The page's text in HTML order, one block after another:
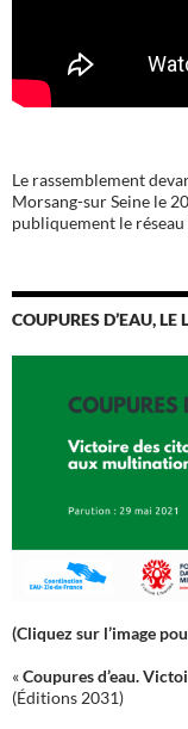
Le rassemblement
Morsang-sur Seine le
publiquement le
COUPURES D’EAU, LE
(Cliquez sur l’image
«Coupures d’eau.
(Éditions 2031)